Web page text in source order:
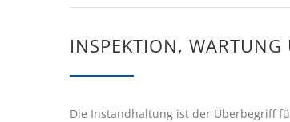
INSPEKTION,
Die Instandhaltung ist der Überbegriff